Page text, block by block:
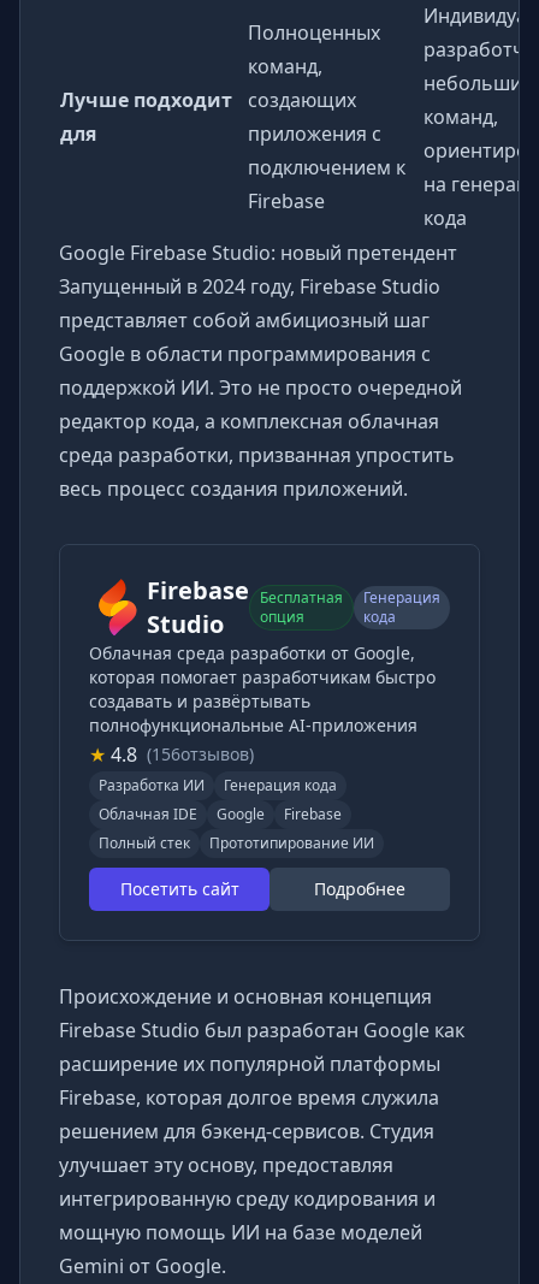
Лучше подходит
для
Полноценных
команд,
создающих
приложения с
подключением к
Firebase
небольших
команд,
на
кода
Google Firebase Studio: новый претендент
Запущенный в 2024 году, Firebase Studio
представляет собой амбициозный шаг
Google в области программирования с
поддержкой ИИ. Это не просто очередной
редактор кода, а комплексная облачная
среда разработки, призванная упростить
весь процесс создания приложений.
Firebase
Studio
Бесплатная
опция
Генерация
кода
Облачная среда разработки от Google,
которая помогает разработчикам быстро
создавать и развёртывать
полнофункциональные AI-приложения
★ 4.8 (156отзывов)
Разработка ИИ
Генерация кода
Облачная IDE
Google
Firebase
Полный стек
Прототипирование ИИ
Посетить сайт Подробнее
Происхождение и основная концепция
Firebase Studio был разработан Google как
расширение их популярной платформы
Firebase, которая долгое время служила
решением для бэкенд-сервисов. Студия
улучшает эту основу, предоставляя
интегрированную среду кодирования и
мощную помощь ИИ на базе моделей
Gemini от Google.